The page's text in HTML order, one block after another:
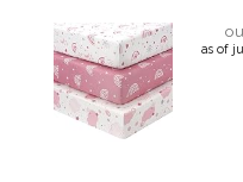
as of